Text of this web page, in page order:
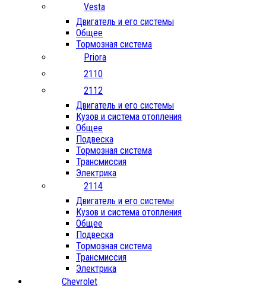
Vesta
Двигатель и его системы
Общее
Тормозная система
Priora
2110
2112
Двигатель и его системы
Кузов и система отопления
Общее
Подвеска
Тормозная система
Трансмиссия
Электрика
2114
Двигатель и его системы
Кузов и система отопления
Общее
Подвеска
Тормозная система
Трансмиссия
Электрика
Chevrolet